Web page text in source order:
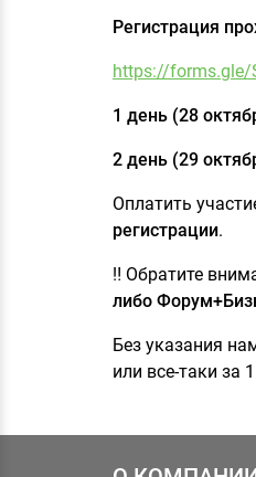
Регистрация
https://forms.gle/
1 день (28
2 день (29
Оплатить
регистрации.
‼️ Обратите
либо
Без указания
или все-таки за